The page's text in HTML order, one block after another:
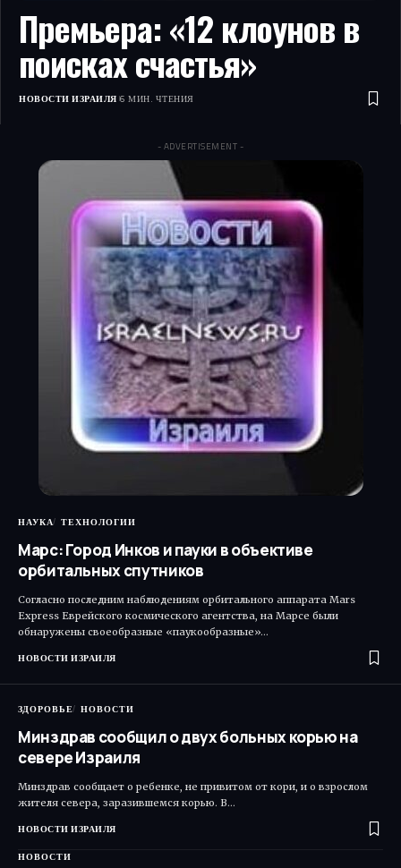
Премьера: «12 клоунов в
поисках счастья»
НОВОСТИ ИЗРАИЛЯ 6 МИН. ЧТЕНИЯ
- ADVERTISEMENT -
НАУКА ТЕХНОЛОГИИ
Марс: Город Инков и пауки в объективе
орбитальных спутников
Согласно последним наблюдениям орбитального аппарата Mars
Express Еврейского космического агентства, на Марсе были
обнаружены своеобразные «паукообразные»…
НОВОСТИ ИЗРАИЛЯ
ЗДОРОВЬЕ НОВОСТИ
Минздрав сообщил о двух больных корью на
севере Израиля
Минздрав сообщает о ребенке, не привитом от кори, и о взрослом
жителя севера, заразившемся корью. В…
НОВОСТИ ИЗРАИЛЯ
НОВОСТИ